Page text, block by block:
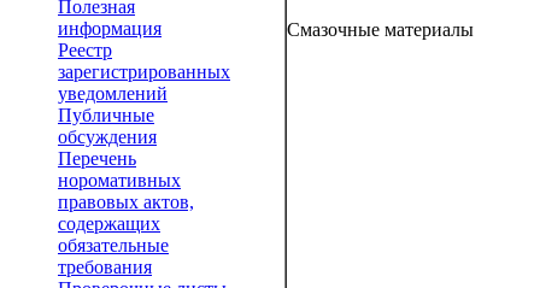
Полезная
информация
Реестр
зарегистрированных
уведомлений
Публичные
обсуждения
Перечень
норомативных
правовых актов,
содержащих
обязательные
требования
Смазочные материалы